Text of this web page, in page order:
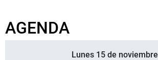
AGENDA
Lunes 15 de noviembre